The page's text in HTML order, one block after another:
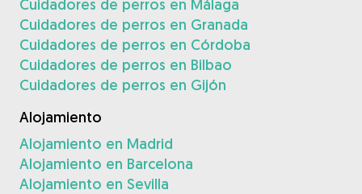
Cuidadores de perros en Málaga
Cuidadores de perros en Granada
Cuidadores de perros en Córdoba
Cuidadores de perros en Bilbao
Cuidadores de perros en Gijón
Alojamiento
Alojamiento en Madrid
Alojamiento en Barcelona
Alojamiento en Sevilla